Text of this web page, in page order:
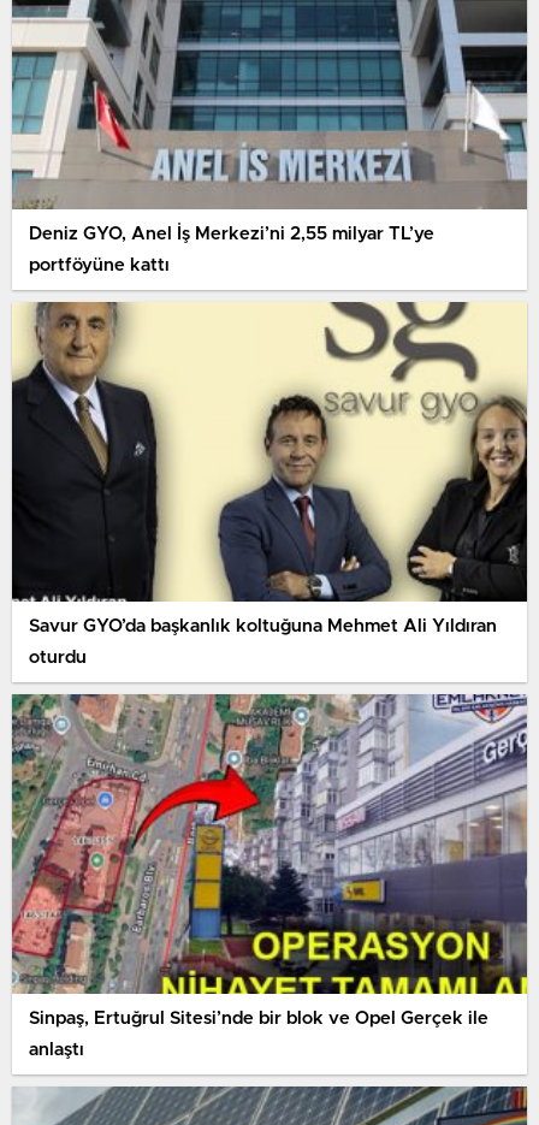
Deniz GYO, Anel İş Merkezi’ni 2,55 milyar TL’ye
portföyüne kattı
Savur GYO’da başkanlık koltuğuna Mehmet Ali Yıldıran
oturdu
Sinpaş, Ertuğrul Sitesi’nde bir blok ve Opel Gerçek ile
anlaştı